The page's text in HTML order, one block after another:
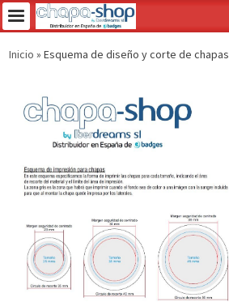
Inicio » Esquema de diseño y corte de chapas